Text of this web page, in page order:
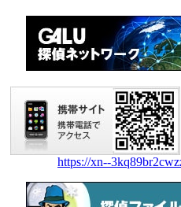
https://xn--